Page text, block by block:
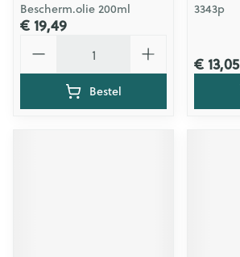
Bescherm.olie 200ml
€ 19,49
Bestel
3343p
€ 13,05